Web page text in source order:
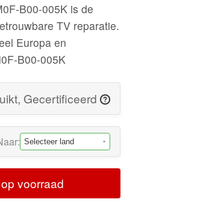
B00-005K is de
TV reparatie.
Europa en
B00-005K
Gecertificeerd ?
voorraad